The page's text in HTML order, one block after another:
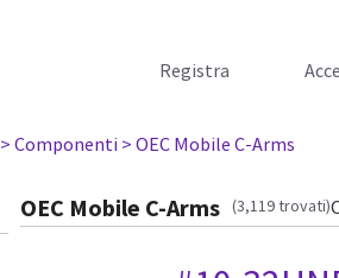
Registra
> Componenti > OEC Mobile C-Arms
OEC Mobile C-Arms (3,119 trovati)